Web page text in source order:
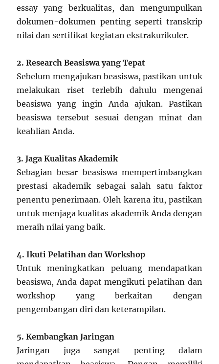
essay yang berkualitas, dan mengumpulkan
dokumen-dokumen penting seperti transkrip
nilai dan sertifikat kegiatan ekstrakurikuler.
2. Research Beasiswa yang Tepat
Sebelum mengajukan beasiswa, pastikan untuk
melakukan riset terlebih dahulu mengenai
beasiswa yang ingin Anda ajukan. Pastikan
beasiswa tersebut sesuai dengan minat dan
keahlian Anda.
3. Jaga Kualitas Akademik
Sebagian besar beasiswa mempertimbangkan
prestasi akademik sebagai salah satu faktor
penentu penerimaan. Oleh karena itu, pastikan
untuk menjaga kualitas akademik Anda dengan
meraih nilai yang baik.
4. Ikuti Pelatihan dan Workshop
Untuk meningkatkan peluang mendapatkan
beasiswa, Anda dapat mengikuti pelatihan dan
workshop yang berkaitan dengan
pengembangan diri dan keterampilan.
5. Kembangkan Jaringan
Jaringan juga sangat penting dalam